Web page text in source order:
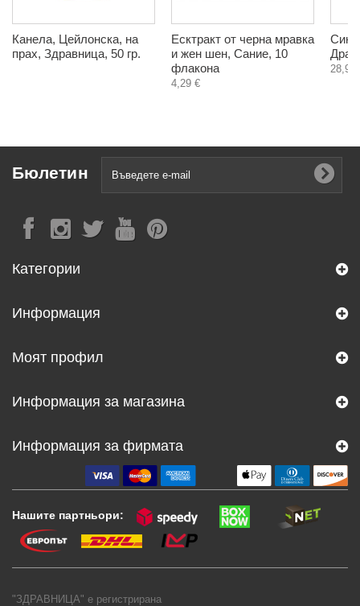
Канела, Цейлонска, на
прах, Здравница, 50 гр.
Есктракт от черна мравка
и жен шен, Сание, 10
флакона
4,29 €
Синя
28,90
Бюлетин
Категории
Информация
Моят профил
Информация за магазина
Информация за фирмата
Нашите партньори:
"ЗДРАВНИЦА" е регистрирана